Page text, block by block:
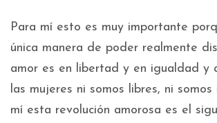
Para mí esto es muy importante
única manera de poder realmente
amor es en libertad y en igualdad y
las mujeres ni somos libres, ni somos
mí esta revolución amorosa es el